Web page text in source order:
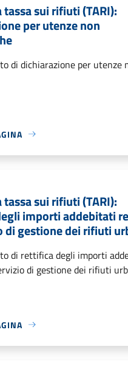
tassa sui rifiuti (TARI):
per utenze non
di dichiarazione per utenze
tassa sui rifiuti (TARI):
importi addebitati
di gestione dei rifiuti
di rettifica degli importi
di gestione dei rifiuti